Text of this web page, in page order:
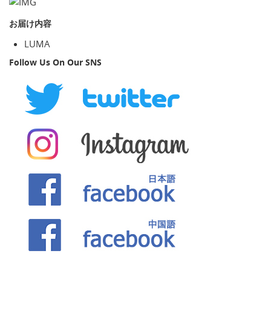
お届け内容
LUMA
Follow Us On Our SNS